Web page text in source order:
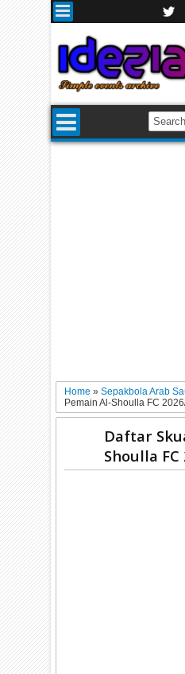
Home»Sepakbola Arab
Pemain Al-Shoulla FC
Daftar
Shoulla